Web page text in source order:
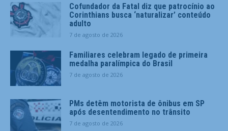
Cofundador da Fatal diz que patrocínio ao
Corinthians busca ‘naturalizar’ conteúdo
adulto
7 de agosto de 2026
Familiares celebram legado de primeira
medalha paralímpica do Brasil
7 de agosto de 2026
PMs detêm motorista de ônibus em SP
após desentendimento no trânsito
7 de agosto de 2026